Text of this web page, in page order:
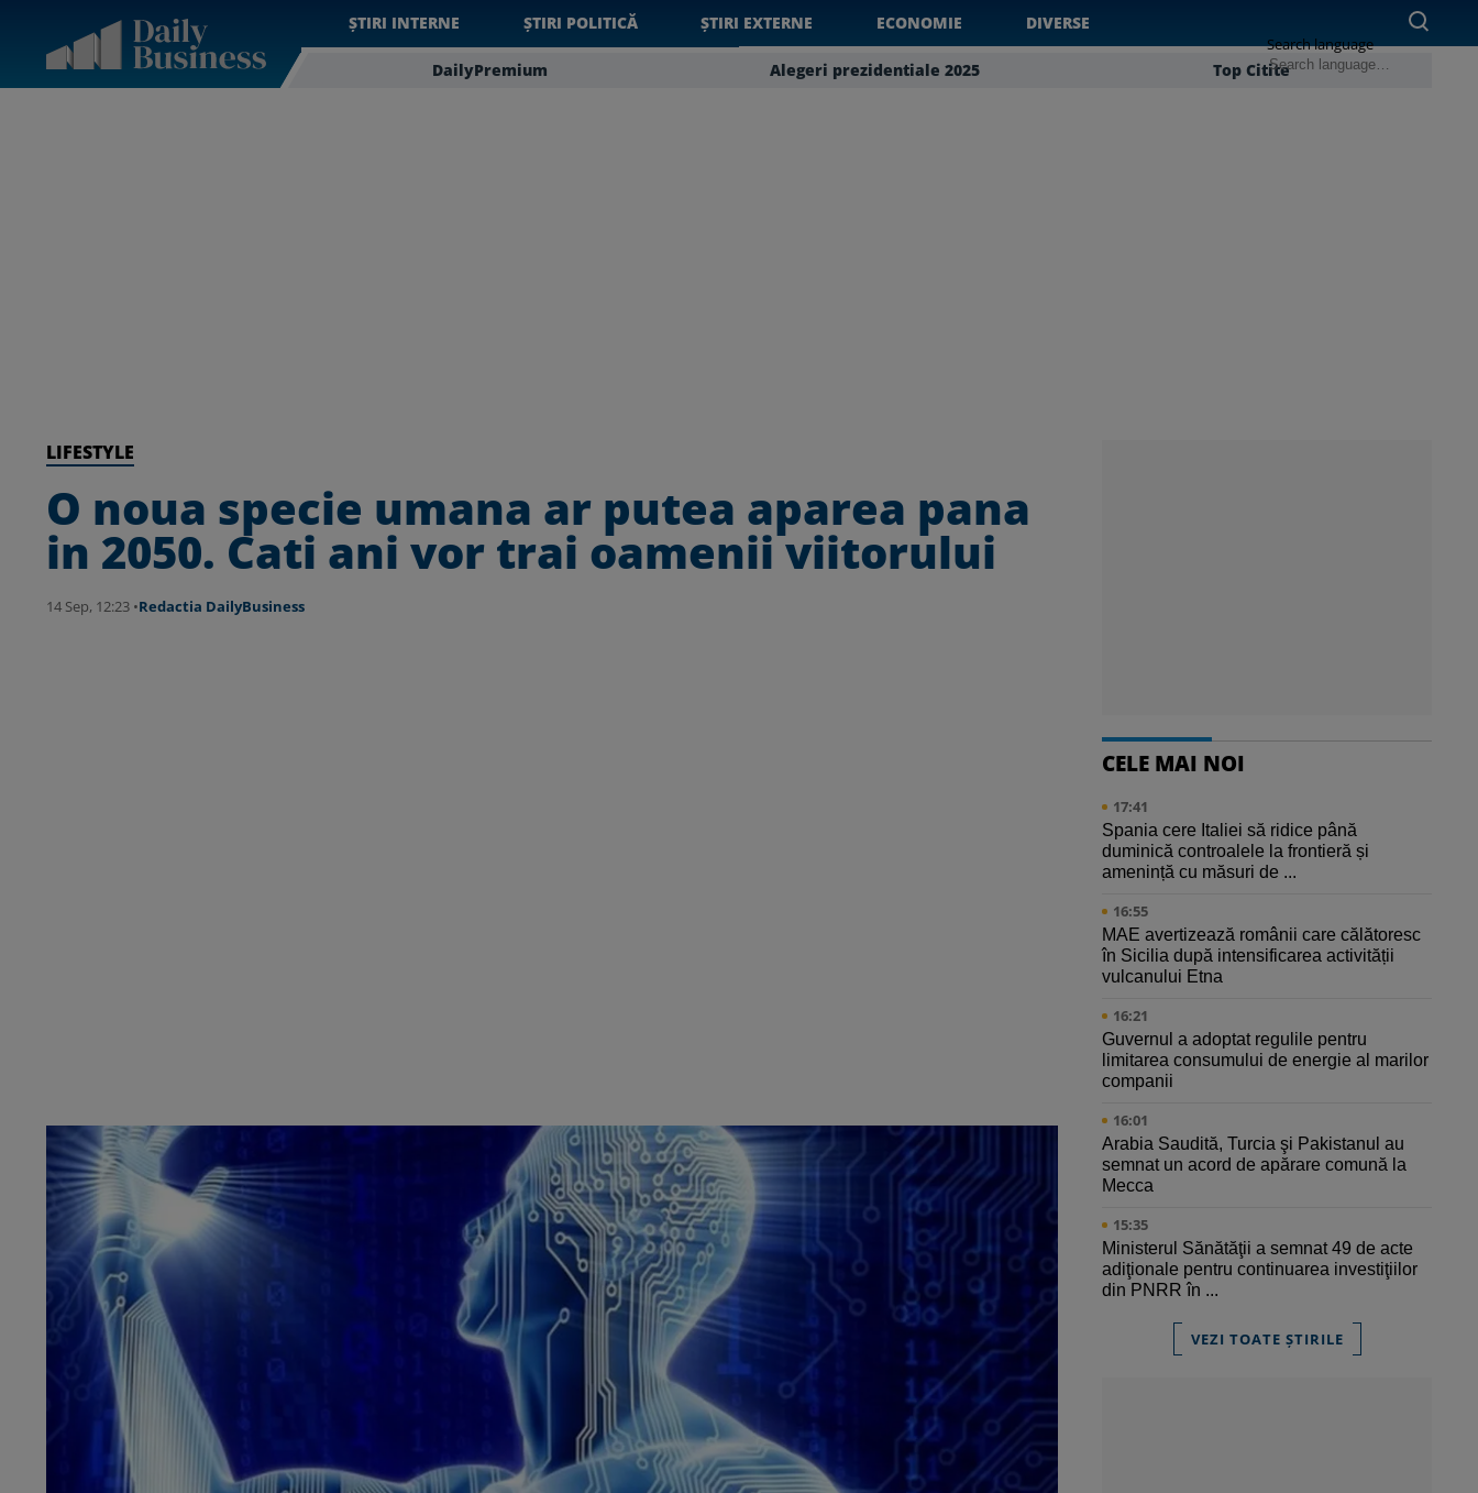
ȘTIRI INTERNE ȘTIRI POLITICĂ ȘTIRI EXTERNE ECONOMIE DIVERSE
DailyPremium Alegeri prezidentiale 2025 Top Citite
Search language
LIFESTYLE
O noua specie umana ar putea aparea pana
in 2050. Cati ani vor trai oamenii viitorului
14 Sep, 12:23 •Redactia DailyBusiness
CELE MAI NOI
17:41
Spania cere Italiei să ridice până
duminică controalele la frontieră și
amenință cu măsuri de ...
16:55
MAE avertizează românii care călătoresc
în Sicilia după intensificarea activității
vulcanului Etna
16:21
Guvernul a adoptat regulile pentru
limitarea consumului de energie al marilor
companii
16:01
Arabia Saudită, Turcia şi Pakistanul au
semnat un acord de apărare comună la
Mecca
15:35
Ministerul Sănătăţii a semnat 49 de acte
adiţionale pentru continuarea investiţiilor
din PNRR în ...
VEZI TOATE ȘTIRILE